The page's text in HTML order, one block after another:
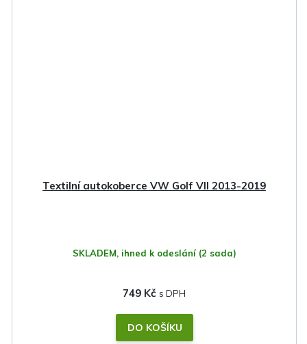
Textilní autokoberce VW Golf VII 2013-2019
SKLADEM, ihned k odeslání (2 sada)
749 Kč
DO KOŠÍKU